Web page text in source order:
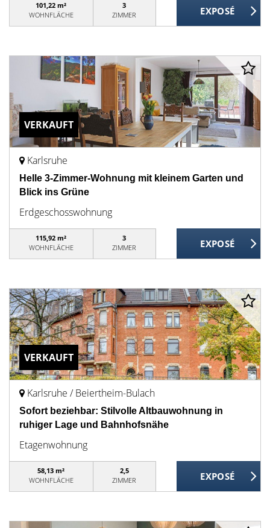
101,22 m²
WOHNFLÄCHE
3
ZIMMER
VERKAUFT
Karlsruhe
Helle 3-Zimmer-Wohnung mit kleinem Garten und
Blick ins Grüne
Erdgeschosswohnung
115,92 m²
WOHNFLÄCHE
3
ZIMMER
VERKAUFT
Karlsruhe / Beiertheim-Bulach
Sofort beziehbar: Stilvolle Altbauwohnung in
ruhiger Lage und Bahnhofsnähe
Etagenwohnung
58,13 m²
WOHNFLÄCHE
2,5
ZIMMER